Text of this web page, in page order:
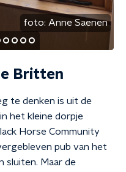
foto: Anne Saenen
Britten
te denken is uit de
het kleine dorpje
Horse Community
pub van het
sluiten. Maar de